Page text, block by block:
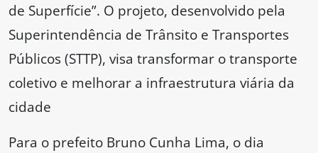
de Superfície”. O projeto, desenvolvido pela
Superintendência de Trânsito e Transportes
Públicos (STTP), visa transformar o transporte
coletivo e melhorar a infraestrutura viária da
cidade
Para o prefeito Bruno Cunha Lima, o dia